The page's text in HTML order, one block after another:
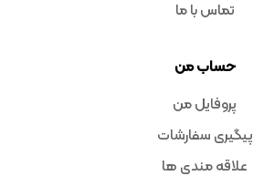
تماس با ما
حساب من
پروفایل من
پیگیری سفارشات
علاقه مندی ها